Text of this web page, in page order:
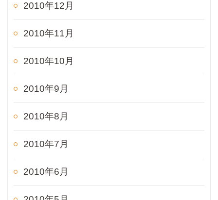
2010年12月
2010年11月
2010年10月
2010年9月
2010年8月
2010年7月
2010年6月